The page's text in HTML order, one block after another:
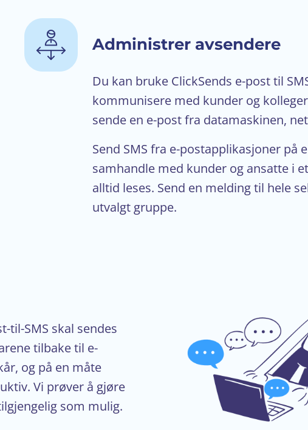
Administrer avsendere
Du kan bruke ClickSends e-post til
kommunisere med kunder og
sende en e-post fra datamaskinen,
Send SMS fra e-postapplikasjoner på
samhandle med kunder og ansatte i
alltid leses. Send en melding til hele
utvalgt gruppe.
til-SMS skal sendes
tilbake til e-
og på en måte
Vi prøver å gjøre
som mulig.